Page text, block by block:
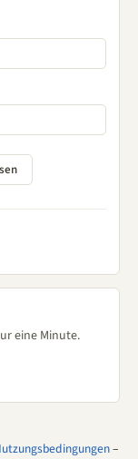
eine Minute.
–